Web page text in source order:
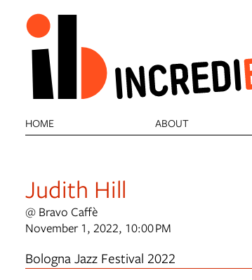
HOME ABOUT
Judith Hill
@ Bravo Caffè
November 1, 2022, 10:00 PM
Bologna Jazz Festival 2022